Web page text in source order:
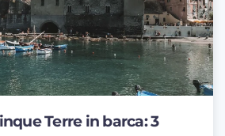
Terre in barca: 3